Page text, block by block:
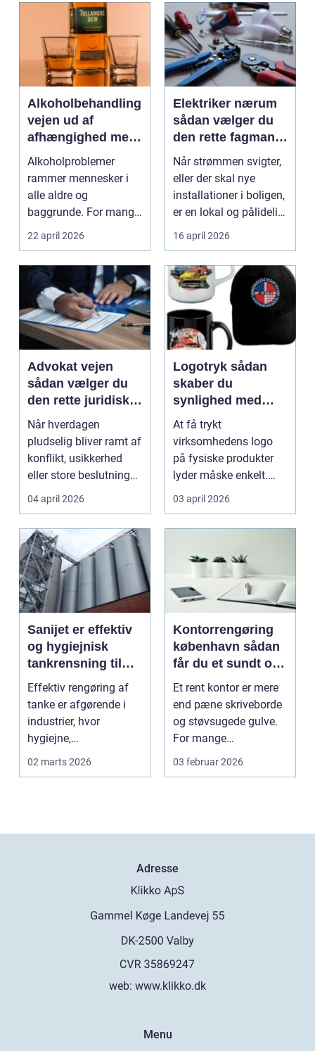
Alkoholbehandling
vejen ud af
afhængighed med
professionel støtte
Alkoholproblemer
rammer mennesker i
alle aldre og
baggrunde. For mange
starter det med
hyggedrik på ...
22 april 2026
Elektriker nærum
sådan vælger du
den rette fagmand
til dine el-opgaver
Når strømmen svigter,
eller der skal nye
installationer i boligen,
er en lokal og pålidelig
elektrik...
16 april 2026
Advokat vejen
sådan vælger du
den rette juridiske
hjælp lokalt
Når hverdagen
pludselig bliver ramt af
konflikt, usikkerhed
eller store beslutninger,
kan en lokal a...
04 april 2026
Logotryk sådan
skaber du
synlighed med
simple midler
At få trykt
virksomhedens logo
på fysiske produkter
lyder måske enkelt.
Men gjort rigtigt kan
logotr...
03 april 2026
Sanijet er effektiv
og hygiejnisk
tankrensning til
krævende
industrier
Effektiv rengøring af
tanke er afgørende i
industrier, hvor
hygiejne,
driftssikkerhed ...
02 marts 2026
Kontorrengøring
københavn sådan
får du et sundt og
præsentabelt
arbejdsmiljø
Et rent kontor er mere
end pæne skriveborde
og støvsugede gulve.
For mange
virksomheder i
03 februar 2026
Adresse
web: www.klikko.dk
Menu